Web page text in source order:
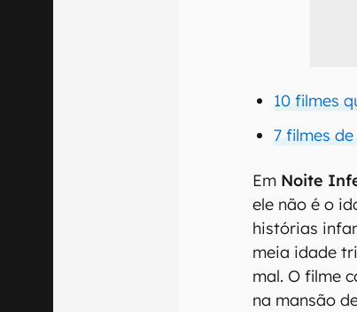
10 filmes
7 filmes
Em Noite
ele não é o
histórias
meia idade
mal. O filme
na mansão